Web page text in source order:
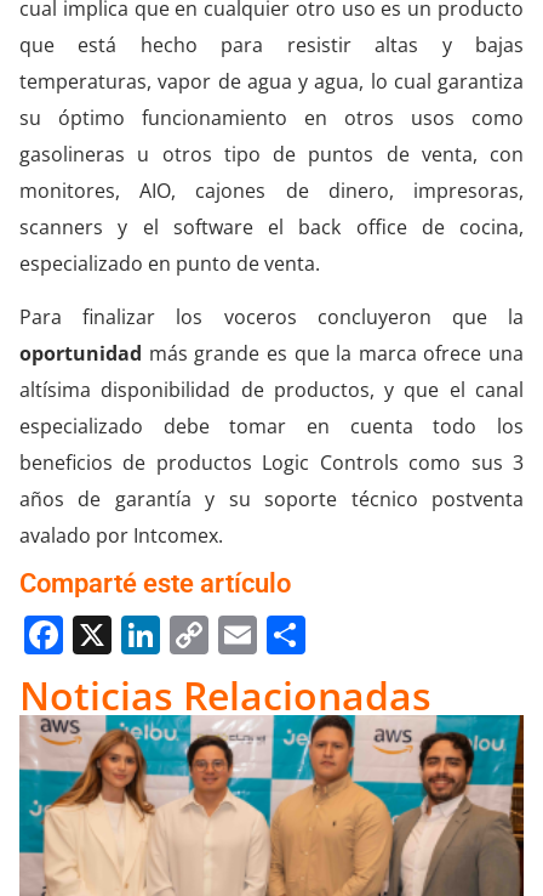
cual implica que en cualquier otro uso es un producto
que está hecho para resistir altas y bajas
temperaturas, vapor de agua y agua, lo cual garantiza
su óptimo funcionamiento en otros usos como
gasolineras u otros tipo de puntos de venta, con
monitores, AIO, cajones de dinero, impresoras,
scanners y el software el back office de cocina,
especializado en punto de venta.
Para finalizar los voceros concluyeron que la
oportunidad más grande es que la marca ofrece una
altísima disponibilidad de productos, y que el canal
especializado debe tomar en cuenta todo los
beneficios de productos Logic Controls como sus 3
años de garantía y su soporte técnico postventa
avalado por Intcomex.
Comparté este artículo
Facebook
X LinkedIn
Copy
Link
Email
Noticias Relacionadas